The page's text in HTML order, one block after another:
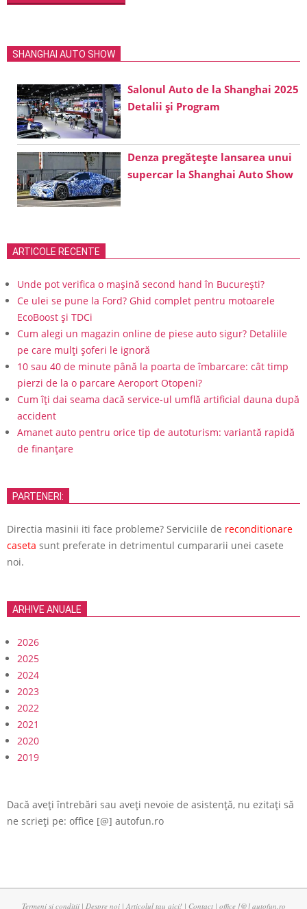
SHANGHAI AUTO SHOW
Salonul Auto de la Shanghai 2025
Detalii și Program
Denza pregătește lansarea unui
supercar la Shanghai Auto Show
ARTICOLE RECENTE
Unde pot verifica o mașină second hand în București?
Ce ulei se pune la Ford? Ghid complet pentru motoarele
EcoBoost și TDCi
Cum alegi un magazin online de piese auto sigur? Detaliile
pe care mulți șoferi le ignoră
10 sau 40 de minute până la poarta de îmbarcare: cât timp
pierzi de la o parcare Aeroport Otopeni?
Cum îți dai seama dacă service-ul umflă artificial dauna după
accident
Amanet auto pentru orice tip de autoturism: variantă rapidă
de finanțare
PARTENERI:
Directia masinii iti face probleme? Serviciile de reconditionare
caseta sunt preferate in detrimentul cumpararii unei casete
noi.
ARHIVE ANUALE
2026
2025
2024
2023
2022
2021
2020
2019
Dacă aveți întrebări sau aveți nevoie de asistență, nu ezitați să
ne scrieți pe: office [@] autofun.ro
Termeni si conditii| Despre noi| Articolul tau aici!| Contact| office [@] autofun.ro